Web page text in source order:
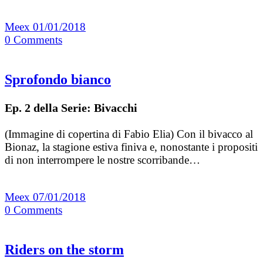
Meex 01/01/2018
0 Comments
Sprofondo bianco
Ep. 2 della Serie: Bivacchi
(Immagine di copertina di Fabio Elia) Con il bivacco al
Bionaz, la stagione estiva finiva e, nonostante i propositi
di non interrompere le nostre scorribande…
Meex 07/01/2018
0 Comments
Riders on the storm